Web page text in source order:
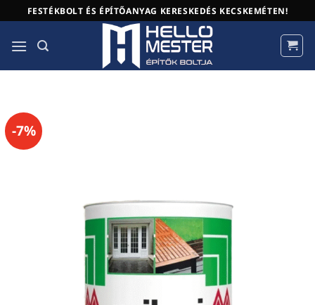
to
content
FESTÉKBOLT ÉS ÉPÍTŐANYAG KERESKEDÉS KECSKEMÉTEN!
-7%